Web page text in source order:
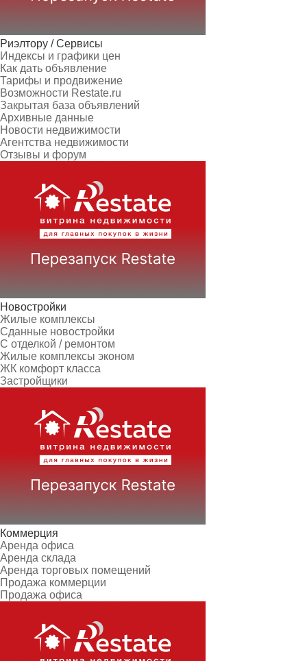
Риэлтору / Сервисы
Индексы и графики цен
Как дать объявление
Тарифы и продвижение
Возможности Restate.ru
Закрытая база объявлений
Архивные данные
Новости недвижимости
Агентства недвижимости
Отзывы и форум
Новостройки
Жилые комплексы
Сданные новостройки
С отделкой / ремонтом
Жилые комплексы эконом
ЖК комфорт класса
Застройщики
Коммерция
Аренда офиса
Аренда склада
Аренда торговых помещений
Продажа коммерции
Продажа офиса